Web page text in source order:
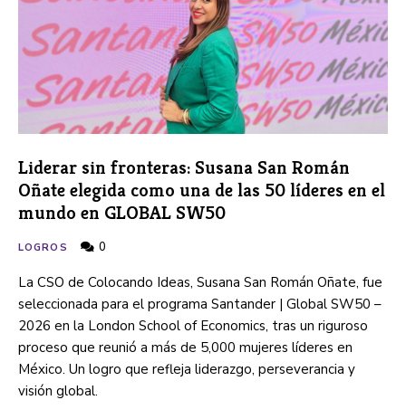
Liderar sin fronteras: Susana San Román
Oñate elegida como una de las 50 líderes en el
mundo en GLOBAL SW50
LOGROS 0
La CSO de Colocando Ideas, Susana San Román Oñate, fue
seleccionada para el programa Santander | Global SW50 –
2026 en la London School of Economics, tras un riguroso
proceso que reunió a más de 5,000 mujeres líderes en
México. Un logro que refleja liderazgo, perseverancia y
visión global.